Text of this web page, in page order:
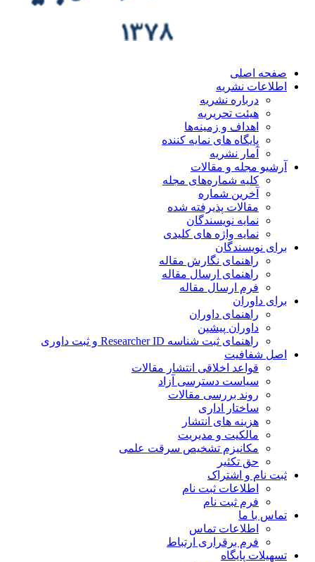
اصلی
نشریه
درباره نشریه
هیئت تحریریه
اهداف و زمینه‌ها
پایگاه های نمایه کننده
آمار نشریه
مجله و مقالات
کلیه شماره‌های مجله
آخرین شماره
مقالات پذیرفته شده
نمایه نویسندگان
نمایه واژه های کلیدی
نویسندگان
راهنمای نگارش مقاله
راهنمای ارسال مقاله
فرم ارسال مقاله
داوران
راهنمای داوران
داوران پیشین
راهنمای ثبت شناسه Researcher ID و ثبت داوری
شفافیت
قواعد اخلاقی انتشار مقالات
سیاست دسترسی آزاد
روند بررسی مقالات
ساختار اداری
هزینه های انتشار
مالکیت و مدیریت
ﻣﮑﺎﻧﯿﺰم ﺗﺸﺨﯿﺺ ﺳﺮﻗﺖ ﻋﻠﻤﯽ
حق تکثیر
نام و اشتراک
اطلاعات ثبت نام
فرم ثبت نام
با ما
اطلاعات تماس
فرم برقراری ارتباط
پایگاه